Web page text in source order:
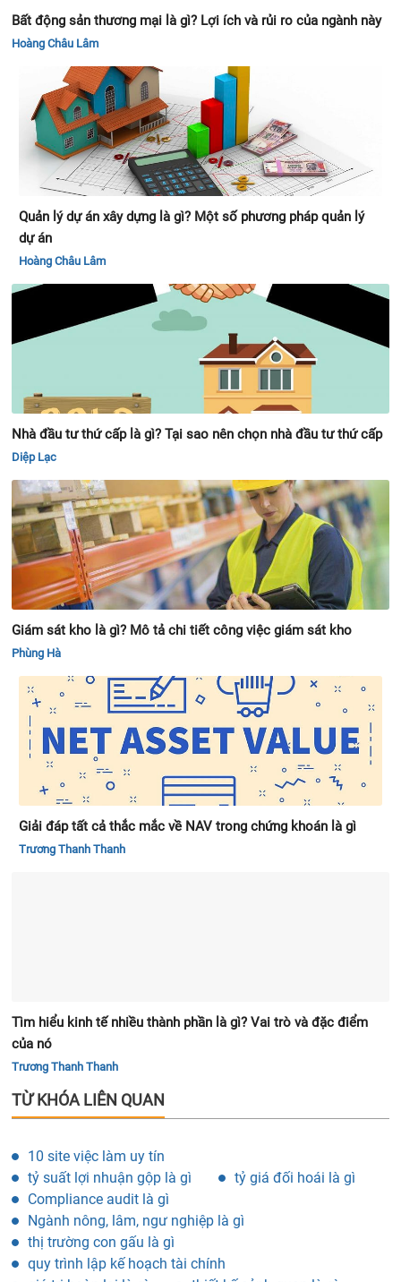
Bất động sản thương mại là gì? Lợi ích và rủi ro của ngành này
Hoàng Châu Lâm
Quản lý dự án xây dựng là gì? Một số phương pháp quản lý
dự án
Hoàng Châu Lâm
Nhà đầu tư thứ cấp là gì? Tại sao nên chọn nhà đầu tư thứ cấp
Diệp Lạc
Giám sát kho là gì? Mô tả chi tiết công việc giám sát kho
Phùng Hà
Giải đáp tất cả thắc mắc về NAV trong chứng khoán là gì
Trương Thanh Thanh
Tìm hiểu kinh tế nhiều thành phần là gì? Vai trò và đặc điểm
của nó
Trương Thanh Thanh
TỪ KHÓA LIÊN QUAN
10 site việc làm uy tín
tỷ suất lợi nhuận gộp là gì
tỷ giá đối hoái là gì
Compliance audit là gì
Ngành nông, lâm, ngư nghiệp là gì
thị trường con gấu là gì
quy trình lập kế hoạch tài chính